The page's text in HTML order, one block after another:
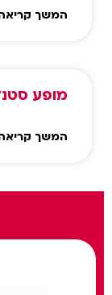
המשך
מופע
המשך